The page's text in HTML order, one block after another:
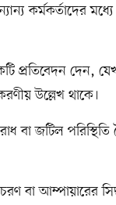
কর্মকর্তাদের
প্রতিবেদন দেন,
উল্লেখ থাকে।
জটিল পরিস্থিতি
বা আম্পায়ারের